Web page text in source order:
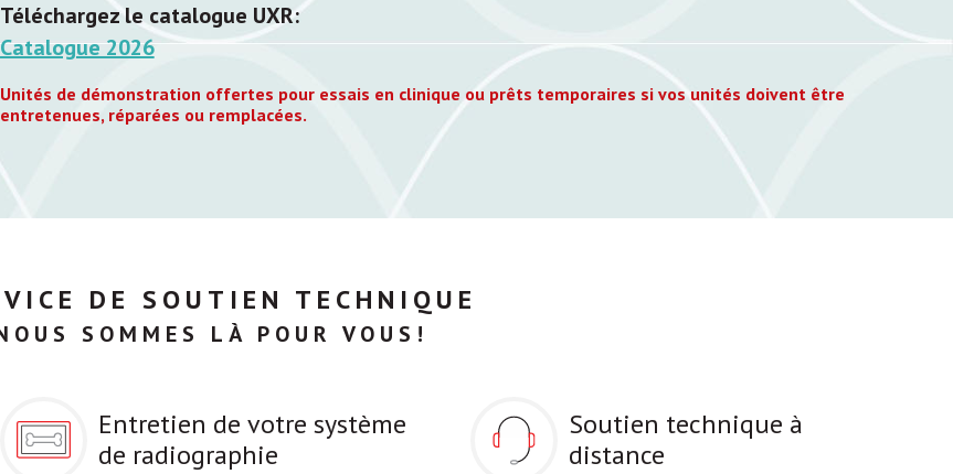
Téléchargez le catalogue UXR:
Catalogue 2026
Unités de démonstration offertes pour essais en clinique ou prêts temporaires si vos unités doivent être
entretenues, réparées ou remplacées.
DE SOUTIEN TECHNIQUE
SOMMES LÀ POUR VOUS!
Entretien de votre système
de radiographie
Soutien technique à
distance